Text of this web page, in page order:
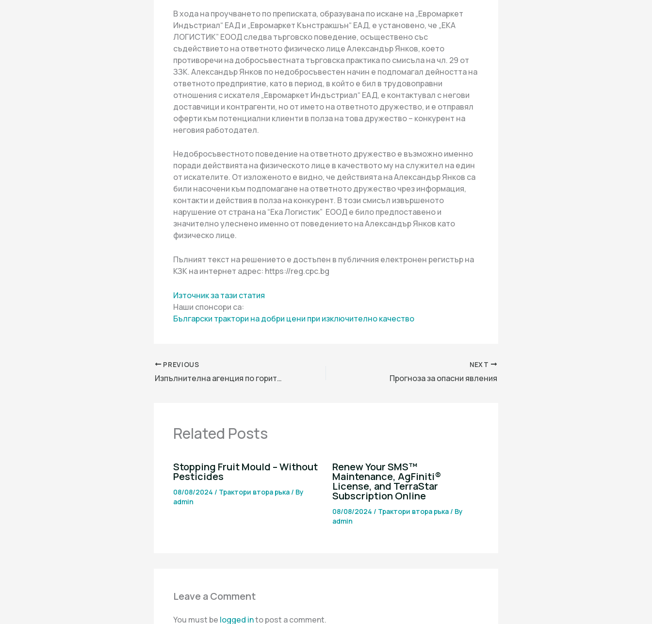
В хода на проучването по преписката, образувана по искане на „Евромаркет
Индъстриал“ ЕАД и „Евромаркет Кънстракшън“ ЕАД, е установено, че „ЕКА
ЛОГИСТИК” ЕООД следва търговско поведение, осъществено със
съдействието на ответното физическо лице Александър Янков, което
противоречи на добросъвестната търговска практика по смисъла на чл. 29 от
ЗЗК. Александър Янков по недобросъвестен начин е подпомагал дейността на
ответното предприятие, като в период, в който е бил в трудовоправни
отношения с искателя „Евромаркет Индъстриал“ ЕАД, е контактувал с негови
доставчици и контрагенти, но от името на ответното дружество, и е отправял
оферти към потенциални клиенти в полза на това дружество – конкурент на
неговия работодател.
Недобросъвестното поведение на ответното дружество е възможно именно
поради действията на физическото лице в качеството му на служител на един
от искателите. От изложеното е видно, че действията на Александър Янков са
били насочени към подпомагане на ответното дружество чрез информация,
контакти и действия в полза на конкурент. В този смисъл извършеното
нарушение от страна на “Ека Логистик” ЕООД е било предпоставено и
значително улеснено именно от поведението на Александър Янков като
физическо лице.
Пълният текст на решението е достъпен в публичния електронен регистър на
КЗК на интернет адрес: https://reg.cpc.bg
Източник за тази статия
Наши спонсори са:
Български трактори на добри цени при изключително качество
PREVIOUS
Изпълнителна агенция по горите | Новини
NEXT
Прогноза за опасни явления
Related Posts
Stopping Fruit Mould – Without
Pesticides
08/08/2024 / Трактори втора ръка / By
admin
Renew Your SMS™
Maintenance, AgFiniti®
License, and TerraStar
Subscription Online
08/08/2024 / Трактори втора ръка/ By
admin
Leave a Comment
You must be logged into post a comment.